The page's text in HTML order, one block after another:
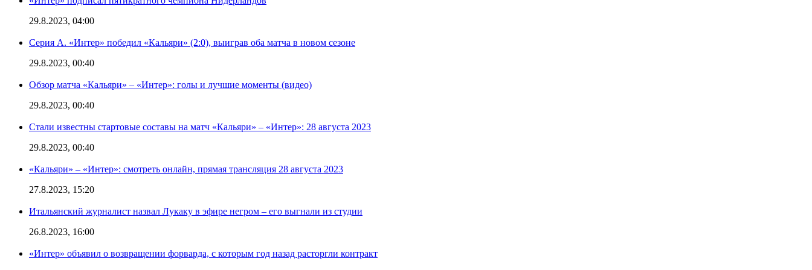
29.8.2023, 04:00
Серия А. «Интер» победил «Кальяри» (2:0), выиграв оба матча в новом сезоне
29.8.2023, 00:40
Обзор матча «Кальяри» – «Интер»: голы и лучшие моменты (видео)
29.8.2023, 00:40
Стали известны стартовые составы на матч «Кальяри» – «Интер»: 28 августа 2023
29.8.2023, 00:40
«Кальяри» – «Интер»: смотреть онлайн, прямая трансляция 28 августа 2023
27.8.2023, 15:20
Итальянский журналист назвал Лукаку в эфире негром – его выгнали из студии
26.8.2023, 16:00
«Интер» объявил о возвращении форварда, с которым год назад расторгли контракт